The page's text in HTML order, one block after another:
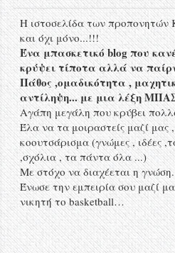
Η ιστοσελίδα των προπονητών
και όχι μόνο...!!!
Ένα μπασκετικό blog που
κρύψει τίποτα αλλά να
Πάθος ,ομαδικότητα ,
αντίληψη... με μια λέξη
Αγάπη μεγάλη που κρύβει
Έλα να τα μοιραστείς μαζί μας
κοουτσάρισμα (γνώμες , ιδέες
,σχόλια , τα πάντα όλα ...)
Με στόχο να διαχέεται η γνώση.
Ένωσε την εμπειρία σου μαζί
νικητή το basketball…